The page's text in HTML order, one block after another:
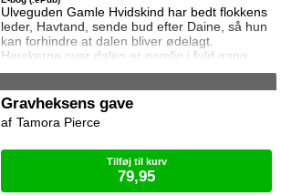
Ulveguden Gamle Hvidskind har bedt flokkens
leder, Havtand, sende bud efter Daine, så hun
kan forhindre at dalen bliver ødelagt.
Herskerne over dalen er nemlig i fuld gang
med at fælde træerne og grave minder for at
Sammen med drageungen og troldmanden
Numair begiver Daine sig til dalen for at
stoppe ødelæggelserne. Numair må tilbage for
Gravheksens gave
Tamora Pierce
Tilføj til kurv
79,95